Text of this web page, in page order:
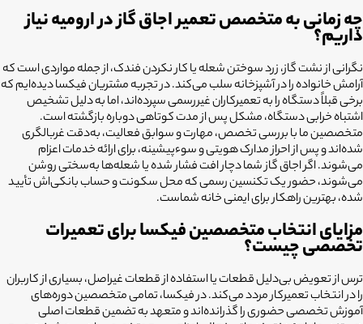
چه زمانی به متخصص تعمیر اجاق گاز در ارومیه نیاز
داریم؟
نگرانی از نشت گاز، زرد سوختن شعله یا کار نکردن فندک، از جمله مواردی است که
آرامش خانواده را در آشپزخانه سلب می‌کند. در تجربه مشتریان فیکسا دیده‌ایم که
برخی قبلاً دستگاه را به تعمیرکاران غیررسمی سپرده‌اند، اما به دلیل تشخیص
اشتباه خرابی دستگاه، مشکل پس از مدت کوتاهی دوباره بازگشته است.
متخصصین ما با بررسی تخصص، مهارت و سوابق فعالیت، به‌دقت غربالگری
شده‌اند و پس از احراز مدارک هویتی و سوءپیشینه، برای ارائه خدمات اعزام
می‌شوند. اگر اجاق گاز شما دچار افت فشار شده یا شعله‌ها به‌سختی روشن
می‌شوند، حضور یک تکنسین رسمی که محل سکونت و حساب بانکی‌اش تأیید
شده، بهترین راهکار برای ایمنی خانه شماست.
مزایای انتخاب متخصصین فیکسا برای تعمیرات
تخصصی چیست؟
ترس از تعویض بی‌دلیل قطعات یا استفاده از قطعات غیراصل، بسیاری از کاربران
را در انتخاب تعمیرکار مردد می‌کند. در فیکسا، تمامی متخصصین دوره‌های
آموزش تخصصی حضوری را گذرانده‌اند و متعهد به تضمین قطعات اصلی